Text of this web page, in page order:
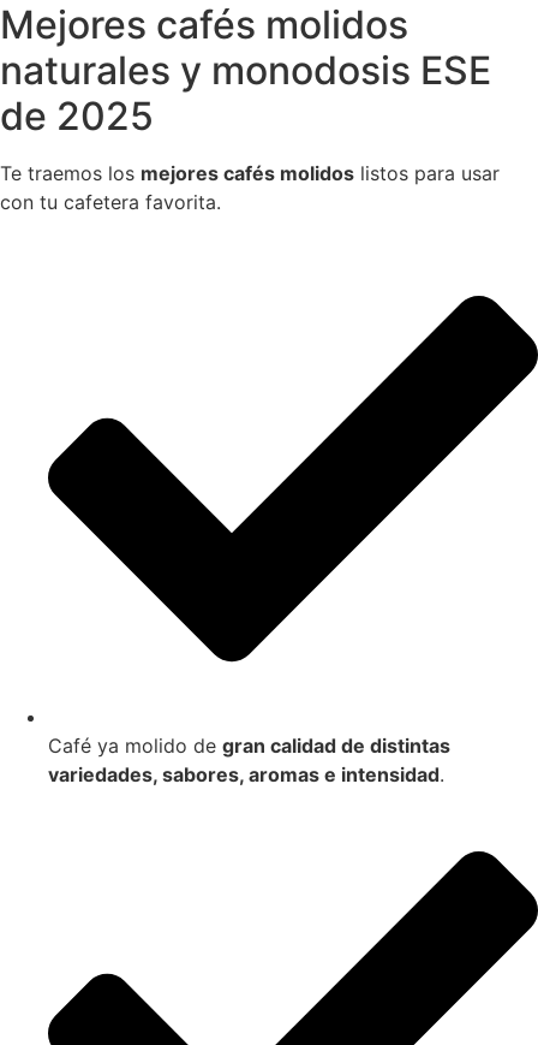
Mejores cafés molidos
naturales y monodosis ESE
de 2025
Te traemos los mejores cafés molidos listos para usar
con tu cafetera favorita.
Café ya molido de gran calidad de distintas
variedades, sabores, aromas e intensidad.